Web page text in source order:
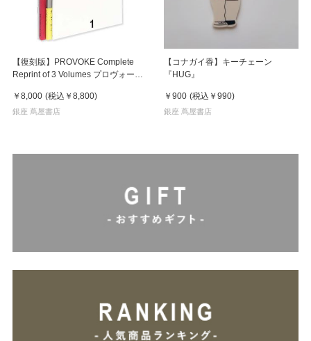
【復刻版】PROVOKE Complete
Reprint of 3 Volumes プロヴォーク
￥8,000 (税込 ￥8,800)
銀座 蔦屋書店
【コナガイ香】キーチェーン
『HUG』
￥900 (税込 ￥990)
銀座 蔦屋書店